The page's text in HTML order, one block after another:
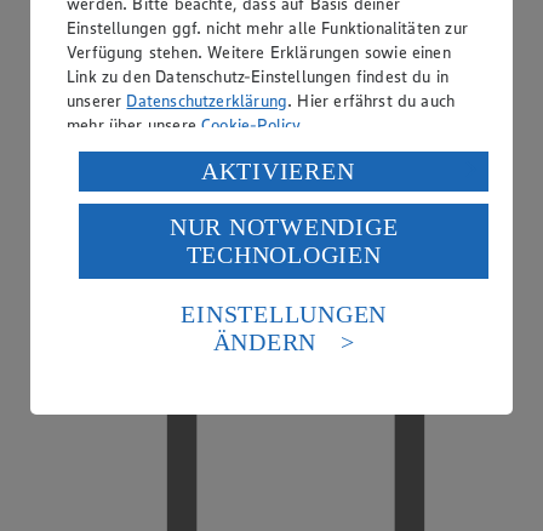
EDEKA smart
Einstellungen ggf. nicht mehr alle Funktionalitäten zur
Verfügung stehen. Weitere Erklärungen sowie einen
Link zu den Datenschutz-Einstellungen findest du in
unserer Datenschutzerklärung. Hier erfährst du auch
mehr über unsereCookie-Policy.
Verarbeitung deiner personenbezogenen Daten in den
USA durch Facebook und YouTube:
Wenn du auf „Aktivieren“ klickst, willigst du im Sinne
des Art. 49 Abs. 1 Satz 1 lit. a) DSGVO ein, dass deine
Daten in den USA verarbeitet werden. Der EuGH sieht
die USA als Land mit einem nach europäischen
Standards nicht angemessenen Datenschutzniveau an.
Es besteht das Risiko eines Zugriffs durch US-
Informationen zum Herausgeber der Seite findest du
AKTIVIEREN
NUR NOTWENDIGE
TECHNOLOGIEN
EINSTELLUNGEN
ÄNDERN